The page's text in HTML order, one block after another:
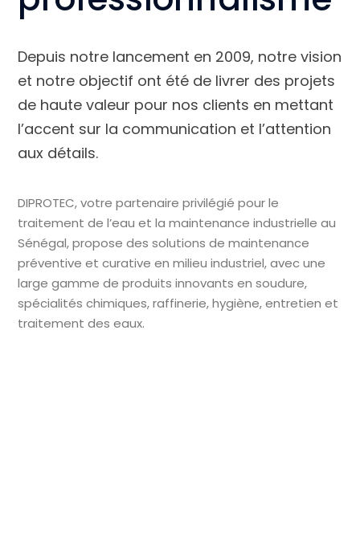
Depuis notre lancement en 2009, notre vision
et notre objectif ont été de livrer des projets
de haute valeur pour nos clients en mettant
l’accent sur la communication et l’attention
aux détails.
DIPROTEC, votre partenaire privilégié pour le
traitement de l’eau et la maintenance industrielle au
Sénégal, propose des solutions de maintenance
préventive et curative en milieu industriel, avec une
large gamme de produits innovants en soudure,
spécialités chimiques, raffinerie, hygiène, entretien et
traitement des eaux.